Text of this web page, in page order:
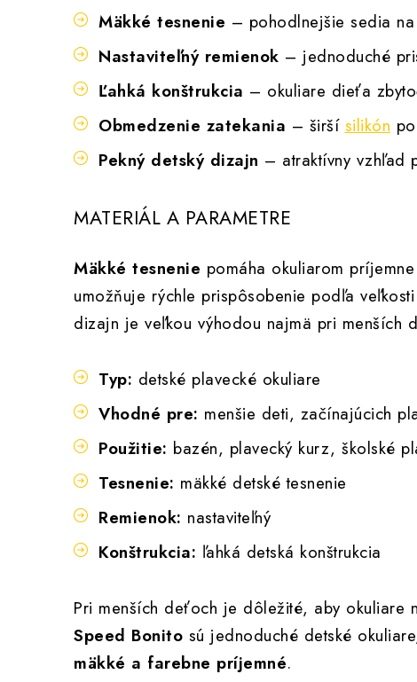
Mäkké tesnenie – pohodlnejšie sedia
Nastaviteľný remienok – jednoduché
Ľahká konštrukcia – okuliare dieťa
Obmedzenie zatekania – širší silikón
Pekný detský dizajn – atraktívny vzhľad
MATERIÁL A PARAMETRE
Mäkké tesnenie pomáha okuliarom
umožňuje rýchle prispôsobenie podľa
dizajn je veľkou výhodou najmä pri menších
Typ: detské plavecké okuliare
Vhodné pre: menšie deti, začínajúcich
Použitie: bazén, plavecký kurz, školské
Tesnenie: mäkké detské tesnenie
Remienok: nastaviteľný
Konštrukcia: ľahká detská konštrukcia
Pri menších deťoch je dôležité, aby okuliare
Speed Bonito sú jednoduché detské
mäkké a farebne príjemné.